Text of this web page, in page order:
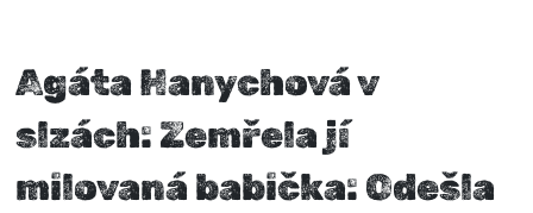
Agáta Hanychová v
slzách: Zemřela jí
milovaná babička: Odešla